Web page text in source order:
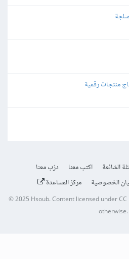
منتجات رقمية
الشائعة اكتب معنا
درّب معنا
الخصوصية مركز المساعدة
© 2025 Hsoub.Content licensed under
otherwise.